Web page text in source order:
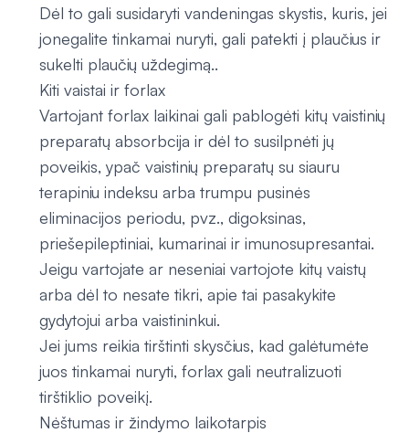
Dėl to gali susidaryti vandeningas skystis, kuris, jei
jonegalite tinkamai nuryti, gali patekti į plaučius ir
sukelti plaučių uždegimą..
Kiti vaistai ir forlax
Vartojant forlax laikinai gali pablogėti kitų vaistinių
preparatų absorbcija ir dėl to susilpnėti jų
poveikis, ypač vaistinių preparatų su siauru
terapiniu indeksu arba trumpu pusinės
eliminacijos periodu, pvz., digoksinas,
priešepileptiniai, kumarinai ir imunosupresantai.
Jeigu vartojate ar neseniai vartojote kitų vaistų
arba dėl to nesate tikri, apie tai pasakykite
gydytojui arba vaistininkui.
Jei jums reikia tirštinti skysčius, kad galėtumėte
juos tinkamai nuryti, forlax gali neutralizuoti
tirštiklio poveikį.
Nėštumas ir žindymo laikotarpis